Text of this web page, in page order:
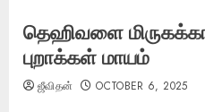
தெஹிவளை
புறாக்கள் மாயம்
ஜீவிதன் OCTOBER 6, 2025